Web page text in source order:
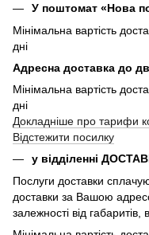
У поштомат «Нова
Мінімальна вартість
дні
Адресна доставка до
Мінімальна вартість
дні
Докладніше про тарифи
Відстежити посилку
у відділенні
Послуги доставки
доставки за Вашою
залежності від габаритів,